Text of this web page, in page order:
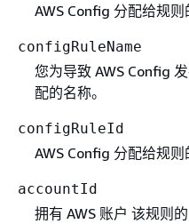
AWS Config 分配给规则
configRuleName
您为导致 AWS Config
配的名称。
configRuleId
AWS Config 分配给规则
accountId
拥有 AWS 账户 该规则的